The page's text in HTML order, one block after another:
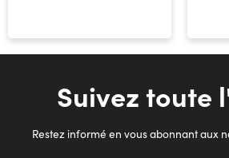
Suivez toute
Restez informé en vous abonnant aux